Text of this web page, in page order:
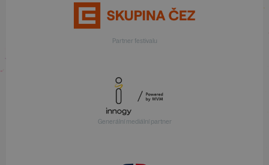
Partner festivalu
Generální mediální partner